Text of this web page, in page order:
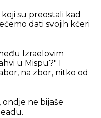
su preostali kad
dati svojih kćeri
Izraelovim
u Mispu?" I
na zbor, nitko od
ne bijaše